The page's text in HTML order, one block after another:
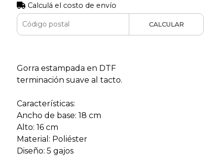
Calculá el costo de envío
CALCULAR
Gorra estampada en DTF
terminación suave al tacto.
Características:
Ancho de base: 18 cm
Alto: 16 cm
Material: Poliéster
Diseño: 5 gajos